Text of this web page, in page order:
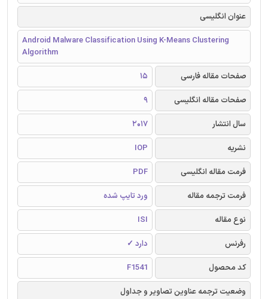
عنوان انگلیسی
Android Malware Classification Using K-Means Clustering
Algorithm
صفحات مقاله فارسی
15
صفحات مقاله انگلیسی
9
سال انتشار
2017
نشریه
IOP
فرمت مقاله انگلیسی
PDF
فرمت ترجمه مقاله
ورد تایپ شده
نوع مقاله
ISI
رفرنس
دارد ✓
کد محصول
F1541
وضعیت ترجمه عناوین تصاویر و جداول